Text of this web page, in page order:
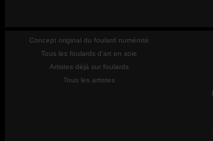
Concept original du foulard numéroté
Tous les foulards d'art en soie
Artistes déjà sur foulards
Tous les artistes